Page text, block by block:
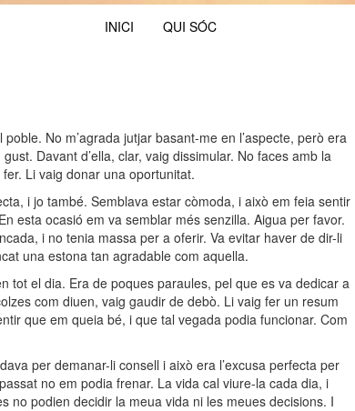
INICI QUI SÓC
No m’agrada jutjar basant-me en l’aspecte, però era
Davant d’ella, clar, vaig dissimular. No faces amb la
Li vaig donar una oportunitat.
i jo també. Semblava estar còmoda, i això em feia sentir
esta ocasió em va semblar més senzilla. Aigua per favor.
i no tenia massa per a oferir. Va evitar haver de dir-li
una estona tan agradable com aquella.
tot el dia. Era de poques paraules, pel que es va dedicar a
com diuen, vaig gaudir de debò. Li vaig fer un resum
que em queia bé, i que tal vegada podia funcionar. Com
per demanar-li consell i això era l’excusa perfecta per
no em podia frenar. La vida cal viure-la cada dia, i
no podien decidir la meua vida ni les meues decisions. I